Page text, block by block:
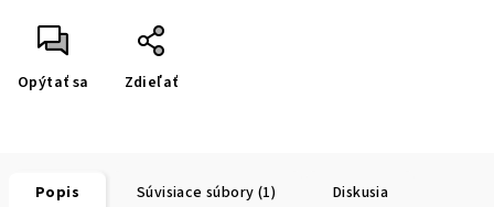
Opýtať sa Zdieľať
Popis Súvisiace súbory (1) Diskusia